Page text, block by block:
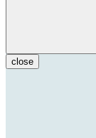
close